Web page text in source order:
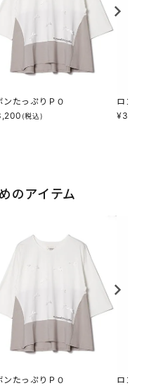
ンたっぷりＰＯ
(税込)
ロゴｐ
¥
のアイテム
ンたっぷりＰＯ
ロゴｐ